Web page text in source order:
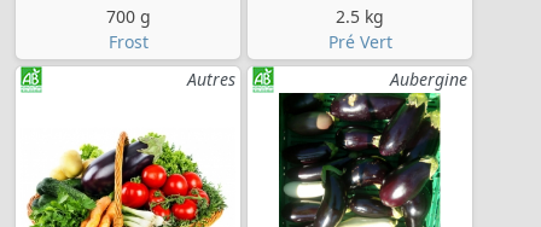
700 g
Frost
2.5 kg
Pré Vert
Autres
Aubergine